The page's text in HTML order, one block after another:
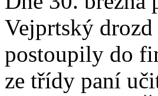
Vejprtský
postoupily do
ze třídy paní